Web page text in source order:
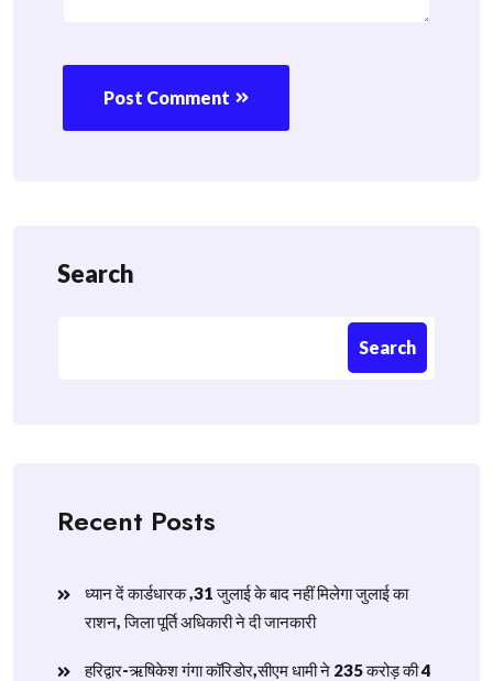
Post Comment
Search
Search
Recent Posts
ध्यान दें कार्डधारक ,31 जुलाई के बाद नहीं मिलेगा जुलाई का
राशन, जिला पूर्ति अधिकारी ने दी जानकारी
हरिद्वार-ऋषिकेश गंगा कॉरिडोर,सीएम धामी ने 235 करोड़ की 4